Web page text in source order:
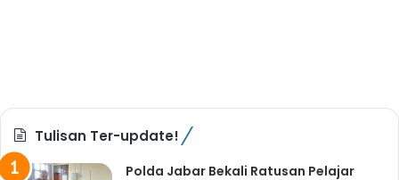
Tulisan Ter-update!
Polda Jabar Bekali Ratusan Pelajar